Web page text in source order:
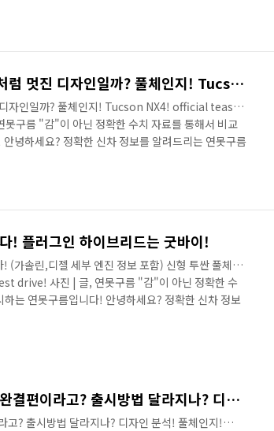
소식을 알려드렸는데 출시가 코앞에 있다 보니 확정
개한 테스트 영상을 분석 후에 최초로 서스펜션으로
신형 투싼! 실제 차량도 티저처럼 멋진 디자인일까? 풀체인지! Tucson NX4! official teaser VS camouflage Design!
디자인일까? 풀체인지! Tucson NX4! official teaser
구름 "감"이 아닌 정확한 수치 자료를 통해서 비교
녕하세요? 정확한 신차 정보를 알려드리는 연못구름
소식을 알려드렸는데 출시가 코앞에 있다 보니 확정
개한 테스트 영상을 분석 후에 최초로 서스펜션으로
! 플러그인 하이브리드는 굿바이!
(가솔린,디젤 세부 엔진 정보 포함) 신형 투싼 풀체인
drive! 사진 | 글, 연못구름 "감"이 아닌 정확한 수
는 연못구름입니다! 안녕하세요? 정확한 신차 정보
보를 세부적으로 알려드리고 있습니다. # 영상으로
투싼이 센슈어스 스포티니스 완결편이라고? 출시방법 달라지나? 디자인 분석! 풀체인지! Hyundai Tucson NX4! official teaser!
고? 출시방법 달라지나? 디자인 분석! 풀체인지!